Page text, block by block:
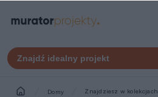
Znajdź idealny projekt
Domy Znajdziesz w kolekcjach